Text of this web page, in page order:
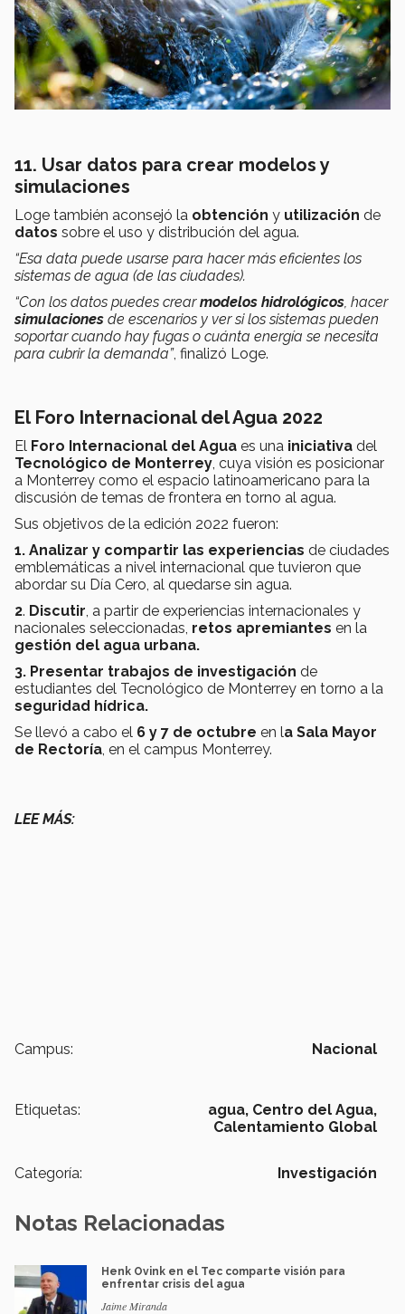
11. Usar datos para crear modelos y
simulaciones
Loge también aconsejó la obtención y utilización de
datos sobre el uso y distribución del agua.
“Esa data puede usarse para hacer más eficientes los
sistemas de agua (de las ciudades).
“Con los datos puedes crearmodelos hidrológicos , hacer
simulaciones de escenarios y ver si los sistemas pueden
soportar cuando hay fugas o cuánta energía se necesita
para cubrir la demanda”, finalizó Loge.
El Foro Internacional del Agua 2022
El Foro Internacional del Agua es una iniciativa del
Tecnológico de Monterrey , cuya visión es posicionar
a Monterrey como el espacio latinoamericano para la
discusión de temas de frontera en torno al agua.
Sus objetivos de la edición 2022 fueron:
1. Analizar y compartir las experiencias de ciudades
emblemáticas a nivel internacional que tuvieron que
abordar su Día Cero, al quedarse sin agua.
2. Discutir , a partir de experiencias internacionales y
nacionales seleccionadas, retos apremiantes en la
gestión del agua urbana.
3. Presentar trabajos de investigación de
estudiantes del Tecnológico de Monterrey en torno a la
seguridad hídrica.
Se llevó a cabo el 6 y 7 de octubre en la Sala Mayor
de Rectoría , en el campus Monterrey.
LEE MÁS:
Campus: Nacional
Etiquetas: agua, Centro del Agua,
Calentamiento Global
Categoría: Investigación
Notas Relacionadas
Henk Ovink en el Tec comparte visión para
enfrentar crisis del agua
Jaime Miranda